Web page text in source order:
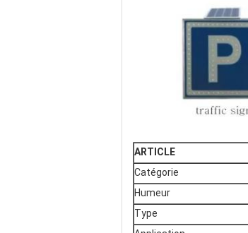
ARTICLE
Catégorie
Humeur
Type